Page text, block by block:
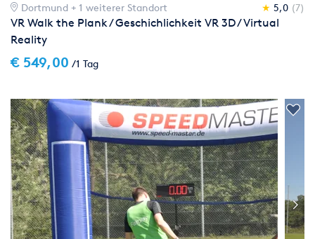
Dortmund + 1 weiterer Standort ★ 5,0 (7)
VR Walk the Plank / Geschichlichkeit VR 3D / Virtual
Reality
€ 549,00 /1 Tag